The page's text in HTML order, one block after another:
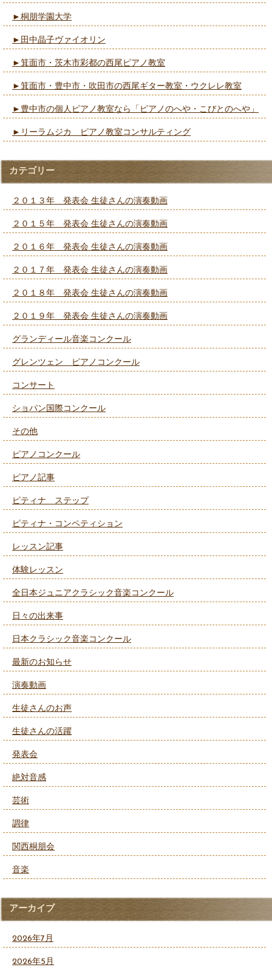
►桐朋学園大学
►田中晶子ヴァイオリン
►箕面市・茨木市彩都の西尾ピアノ教室
►箕面市・豊中市・吹田市の西尾ギター教室・ウクレレ教室
►豊中市の個人ピアノ教室なら「ピアノのへや・こびとのへや」
►リーラムジカ ピアノ教室コンサルティング
カテゴリー
２０１３年 発表会 生徒さんの演奏動画
２０１５年 発表会 生徒さんの演奏動画
２０１６年 発表会 生徒さんの演奏動画
２０１７年 発表会 生徒さんの演奏動画
２０１８年 発表会 生徒さんの演奏動画
２０１９年 発表会 生徒さんの演奏動画
グランディール音楽コンクール
グレンツェン ピアノコンクール
コンサート
ショパン国際コンクール
その他
ピアノコンクール
ピアノ記事
ピティナ ステップ
ピティナ・コンペティション
レッスン記事
体験レッスン
全日本ジュニアクラシック音楽コンクール
日々の出来事
日本クラシック音楽コンクール
最新のお知らせ
演奏動画
生徒さんのお声
生徒さんの活躍
発表会
絶対音感
芸術
調律
関西桐朋会
音楽
アーカイブ
2026年7月
2026年5月